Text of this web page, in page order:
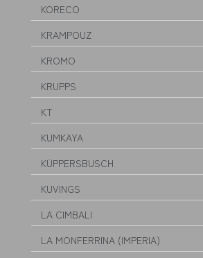
KORECO
KRAMPOUZ
KROMO
KRUPPS
KT
KUMKAYA
KÜPPERSBUSCH
KUVINGS
LA CIMBALI
LA MONFERRINA (IMPERIA)